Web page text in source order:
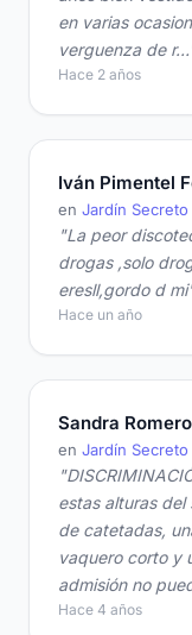
en varias
verguenza de
Hace 2 años
Iván Pimentel
en Jardín Secreto
"La peor
drogas ,solo
eresll,gordo d
Hace un año
Sandra Romero
en Jardín Secreto
estas alturas
de catetadas,
vaquero corto y
admisión no
Hace 4 años